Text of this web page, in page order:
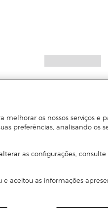
melhorar os nossos serviços e
preferências, analisando os
as configurações, consulte
aceitou as informações